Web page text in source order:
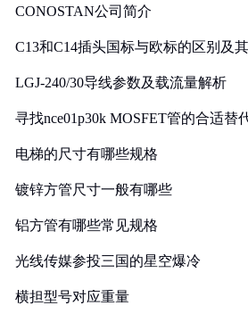
CONOSTAN公司简介
C13和C14插头国标与欧标的区别及
LGJ-240/30导线参数及载流量解析
寻找nce01p30k MOSFET管的合适替
电梯的尺寸有哪些规格
镀锌方管尺寸一般有哪些
铝方管有哪些常见规格
光线传媒参投三国的星空爆冷
横担型号对应重量